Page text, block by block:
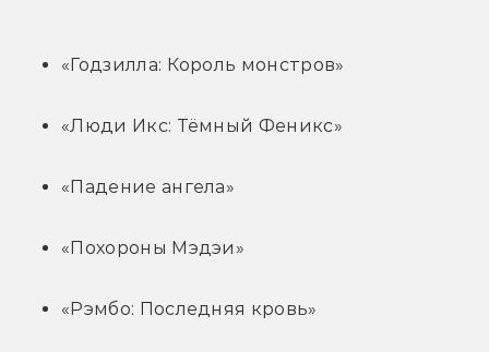
«Годзилла: Король монстров»
«Люди Икс: Тёмный Феникс»
«Падение ангела»
«Похороны Мэдэи»
«Рэмбо: Последняя кровь»